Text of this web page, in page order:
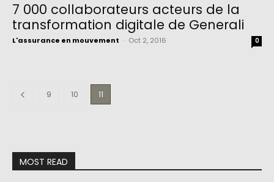
7 000 collaborateurs acteurs de la
transformation digitale de Generali
L'assurance en mouvement Oct 2, 2016 0
9 10 11
MOST READ